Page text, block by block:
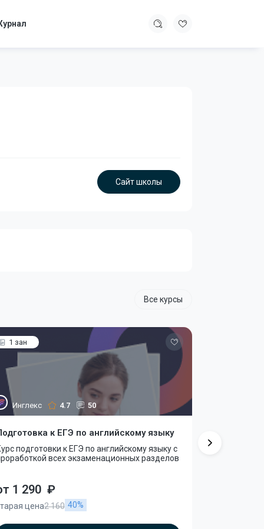
Сайт школы
Все курсы
1 зан
Инглекс 4.7 50
к ЕГЭ по английскому языку
подготовки к ЕГЭ по английскому языку с
всех экзаменационных разделов
1 290 ₽
цена2 160 40%